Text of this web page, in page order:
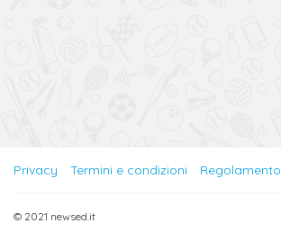
Privacy Termini e condizioni Regolamento
© 2021 newsed.it